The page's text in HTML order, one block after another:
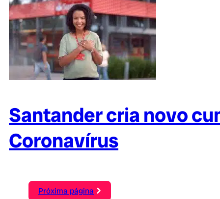
Santander cria novo
Coronavírus
Próxima página